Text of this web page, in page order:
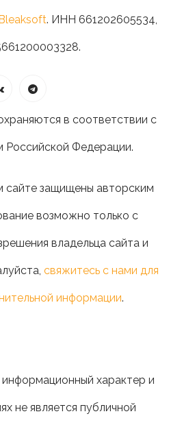
. ИНН 661202605534,
в соответствии с
Российской Федерации.
сайте защищены авторским
возможно только с
владельца сайта и
свяжитесь с нами для
информации.
характер и
не является публичной